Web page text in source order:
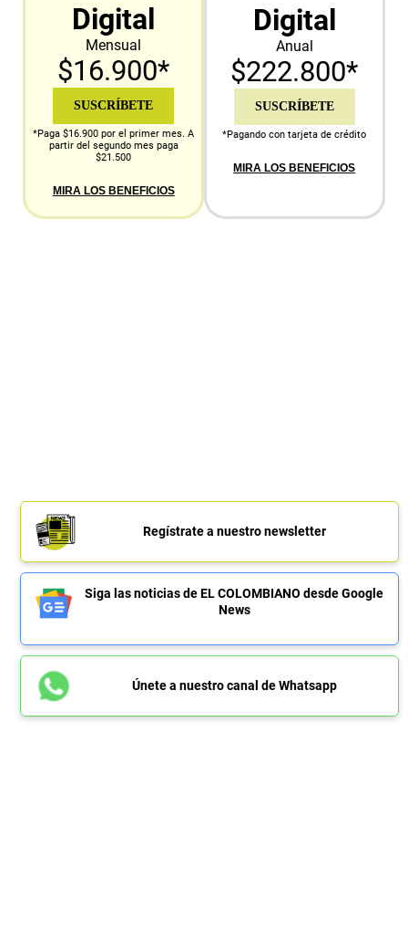
Digital
Mensual
$16.900*
SUSCRÍBETE
*Paga $16.900 por el primer mes. A
partir del segundo mes paga
$21.500
MIRA LOS BENEFICIOS
Digital
Anual
$222.800*
SUSCRÍBETE
*Pagando con tarjeta de crédito
MIRA LOS BENEFICIOS
Regístrate a nuestro newsletter
Siga las noticias de EL COLOMBIANO desde Google
News
Únete a nuestro canal de Whatsapp